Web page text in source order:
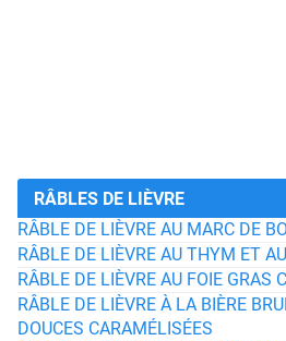
RÂBLES DE LIÈVRE
RÂBLE DE LIÈVRE AU MARC DE
RÂBLE DE LIÈVRE AU THYM ET
RÂBLE DE LIÈVRE AU FOIE GRAS
RÂBLE DE LIÈVRE À LA BIÈRE
DOUCES CARAMÉLISÉES